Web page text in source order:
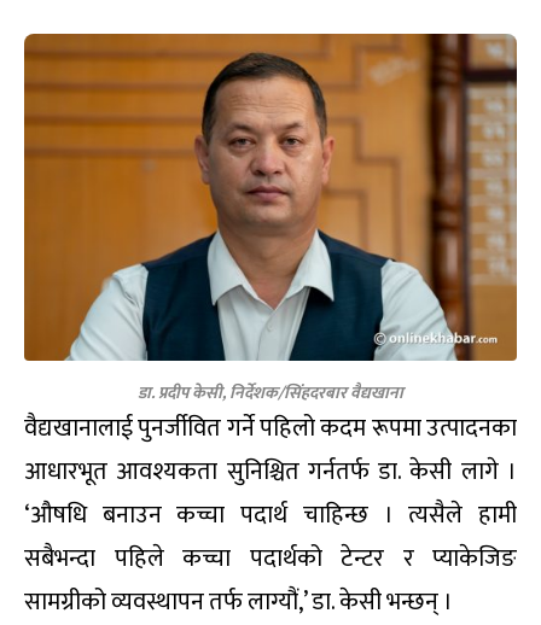
डा. प्रदीप केसी, निर्देशक/सिंहदरबार वैद्यखाना
वैद्यखानालाई पुनर्जीवित गर्ने पहिलो कदम रूपमा उत्पादनका
आधारभूत आवश्यकता सुनिश्चित गर्नतर्फ डा. केसी लागे ।
‘औषधि बनाउन कच्चा पदार्थ चाहिन्छ । त्यसैले हामी
सबैभन्दा पहिले कच्चा पदार्थको टेन्टर र प्याकेजिङ
सामग्रीको व्यवस्थापन तर्फ लाग्यौं,’ डा. केसी भन्छन् ।